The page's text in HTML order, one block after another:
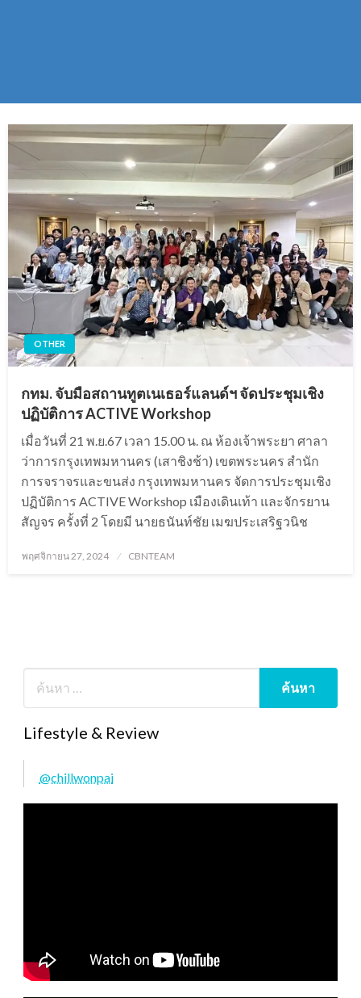
OTHER
กทม. จับมือสถานทูตเนเธอร์แลนด์ฯ จัดประชุมเชิง
ปฏิบัติการ ACTIVE Workshop
เมื่อวันที่ 21 พ.ย.67 เวลา 15.00 น. ณ ห้องเจ้าพระยา ศาลา
ว่าการกรุงเทพมหานคร (เสาชิงช้า) เขตพระนคร สำนัก
การจราจรและขนส่ง กรุงเทพมหานคร จัดการประชุมเชิง
ปฏิบัติการ ACTIVE Workshop เมืองเดินเท้า และจักรยาน
สัญจร ครั้งที่ 2 โดยมี นายธนันท์ชัย เมฆประเสริฐวนิช
Posted
พฤศจิกายน 27, 2024 CBNTEAM
Lifestyle & Review
@chillwonpai